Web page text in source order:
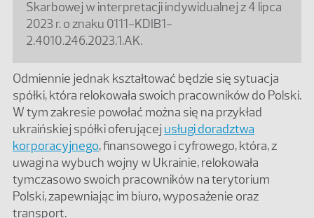
Skarbowej w interpretacji indywidualnej z 4 lipca
2023 r. o znaku 0111-KDIB1-
2.4010.246.2023.1.AK.
Odmiennie jednak kształtować będzie się sytuacja
spółki, która relokowała swoich pracowników do Polski.
W tym zakresie powołać można się na przykład
ukraińskiej spółki oferującej usługi doradztwa
korporacyjnego, finansowego i cyfrowego, która, z
uwagi na wybuch wojny w Ukrainie, relokowała
tymczasowo swoich pracowników na terytorium
Polski, zapewniając im biuro, wyposażenie oraz
transport.